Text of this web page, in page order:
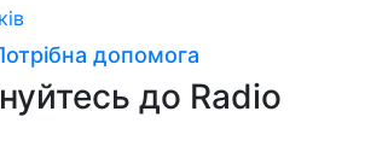
допомога
до Radio